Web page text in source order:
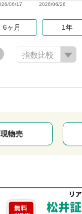
2026/06/26
06/17
6ヶ月 1年
指数比較
現物売